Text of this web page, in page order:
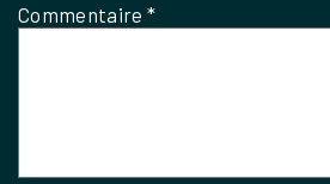
Commentaire*